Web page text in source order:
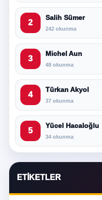
2
Salih Sümer
242 okunma
3
Michel Aun
48 okunma
4
Türkan Akyol
37 okunma
5
Yücel Hacaloğlu
34 okunma
ETIKETLER